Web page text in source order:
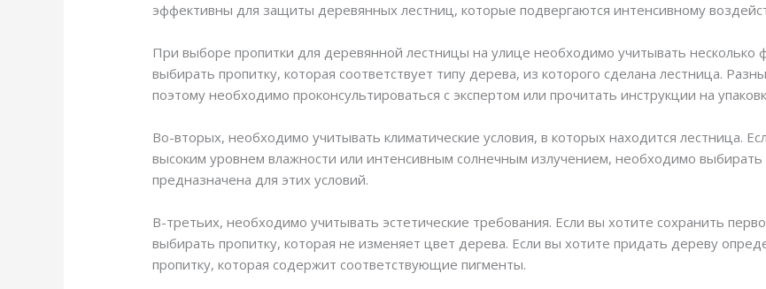
эффективны для защиты деревянных лестниц, которые подвергаются интенсивному
При выборе пропитки для деревянной лестницы на улице необходимо учитывать несколько
выбирать пропитку, которая соответствует типу дерева, из которого сделана лестница.
поэтому необходимо проконсультироваться с экспертом или прочитать инструкции на
Во-вторых, необходимо учитывать климатические условия, в которых находится лестница.
высоким уровнем влажности или интенсивным солнечным излучением, необходимо выбирать
предназначена для этих условий.
В-третьих, необходимо учитывать эстетические требования. Если вы хотите сохранить
выбирать пропитку, которая не изменяет цвет дерева. Если вы хотите придать дереву
пропитку, которая содержит соответствующие пигменты.